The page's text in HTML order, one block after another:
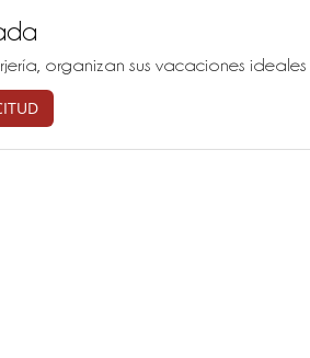
organizan sus vacaciones ideales